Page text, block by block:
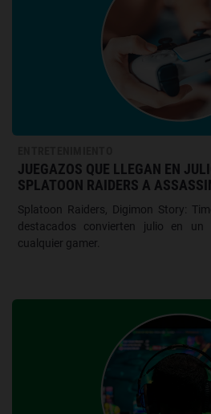
JUEGAZOS QUE LLEGAN EN
SPLATOON RAIDERS A
Splatoon Raiders, Digimon Story:
destacados convierten julio en un
cualquier gamer.